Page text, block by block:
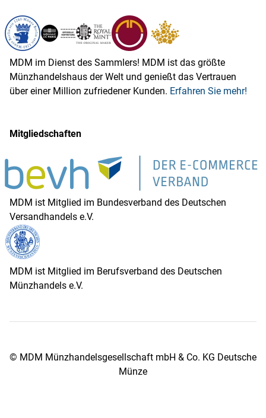
MDM im Dienst des Sammlers! MDM ist das größte
Münzhandelshaus der Welt und genießt das Vertrauen
über einer Million zufriedener Kunden. Erfahren Sie mehr!
Mitgliedschaften
MDM ist Mitglied im Bundesverband des Deutschen
Versandhandels e.V.
MDM ist Mitglied im Berufsverband des Deutschen
Münzhandels e.V.
© MDM Münzhandelsgesellschaft mbH & Co. KG Deutsche
Münze